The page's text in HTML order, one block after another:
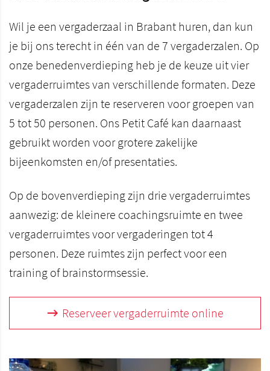
Wil je een vergaderzaal in Brabant huren, dan kun
je bij ons terecht in één van de 7 vergaderzalen. Op
onze benedenverdieping heb je de keuze uit vier
vergaderruimtes van verschillende formaten. Deze
vergaderzalen zijn te reserveren voor groepen van
5 tot 50 personen. Ons Petit Café kan daarnaast
gebruikt worden voor grotere zakelijke
bijeenkomsten en/of presentaties.
Op de bovenverdieping zijn drie vergaderruimtes
aanwezig: de kleinere coachingsruimte en twee
vergaderruimtes voor vergaderingen tot 4
personen. Deze ruimtes zijn perfect voor een
training of brainstormsessie.
Reserveer vergaderruimte online